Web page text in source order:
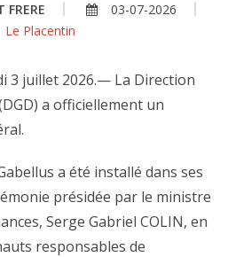
03-07-2026
Le Placentin
3 juillet 2026.— La Direction
a officiellement un
a été installé dans ses
présidée par le ministre
Serge Gabriel COLIN, en
responsables de